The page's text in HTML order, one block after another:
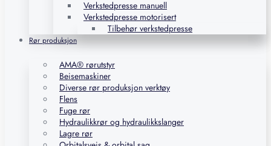
Verkstedpresse manuell
Verkstedpresse motorisert
Tilbehør verkstedpresse
Rør produksjon
AMA® rørutstyr
Beisemaskiner
Diverse rør produksjon verktøy
Flens
Fuge rør
Hydraulikkrør og hydraulikkslanger
Lagre rør